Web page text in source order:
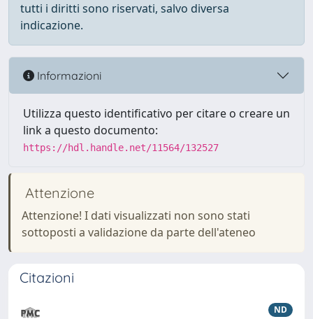
tutti i diritti sono riservati, salvo diversa
indicazione.
Informazioni
Utilizza questo identificativo per citare o creare un
link a questo documento:
https://hdl.handle.net/11564/132527
Attenzione
Attenzione! I dati visualizzati non sono stati
sottoposti a validazione da parte dell'ateneo
Citazioni
ND